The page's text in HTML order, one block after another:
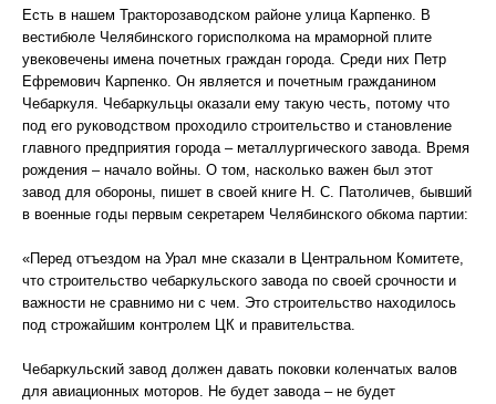
Есть в нашем Тракторозаводском районе улица Карпенко. В
вестибюле Челябинского горисполкома на мраморной плите
увековечены имена почетных граждан города. Среди них Петр
Ефремович Карпенко. Он является и почетным гражданином
Чебаркуля. Чебаркульцы оказали ему такую честь, потому что
под его руководством проходило строительство и становление
главного предприятия города – металлургического завода. Время
рождения – начало войны. О том, насколько важен был этот
завод для обороны, пишет в своей книге Н. С. Патоличев, бывший
в военные годы первым секретарем Челябинского обкома партии:
«Перед отъездом на Урал мне сказали в Центральном Комитете,
что строительство чебаркульского завода по своей срочности и
важности не сравнимо ни с чем. Это строительство находилось
под строжайшим контролем ЦК и правительства.
Чебаркульский завод должен давать поковки коленчатых валов
для авиационных моторов. Не будет завода – не будет